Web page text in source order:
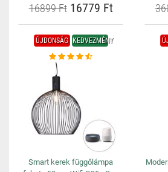
16899 Ft16779 Ft
ÚJDONSÁG KEDVEZMÉNY
Smart kerek függőlámpa